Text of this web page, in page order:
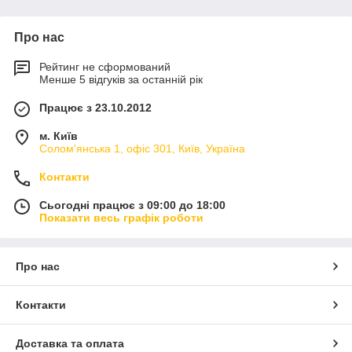
Про нас
Рейтинг не сформований
Менше 5 відгуків за останній рік
Працює з 23.10.2012
м. Київ
Солом'янська 1, офіс 301, Київ, Україна
Контакти
Сьогодні працює з 09:00 до 18:00
Показати весь графік роботи
Про нас
Контакти
Доставка та оплата